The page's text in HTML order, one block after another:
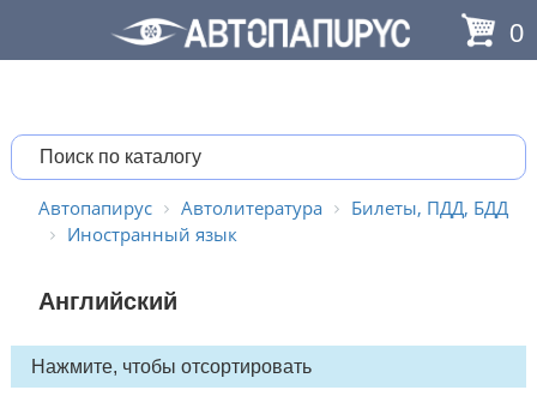
0
Автопапирус Автолитература
Билеты, ПДД, БДД
Иностранный язык
Английский